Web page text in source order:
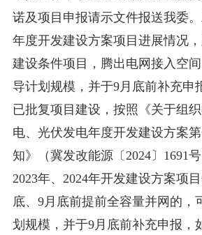
诺及项目申报请示文件报送我委
年度开发建设方案项目进展情况
建设条件项目，腾出电网接入空
导计划规模，并于9月底前补充申
已批复项目建设，按照《关于组
电、光伏发电年度开发建设方案
知》（冀发改能源〔2024〕1691
2023年、2024年开发建设方案项
底、9月底前提前全容量并网的，
划规模，并于9月底前补充申报，